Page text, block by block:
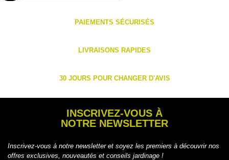
PAIEMENTS SÉCURISÉS
LIVRAISONS RAPIDES
30 JOURS POUR CHANGER D'AVIS
INSCRIVEZ-VOUS À
NOTRE NEWSLETTER
Inscrivez-vous à notre newsletter et soyez les premiers à découvrir nos
offres exclusives, nouveautés et conseils jardinage !